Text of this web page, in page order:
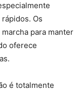
Os
para manter
oferece
é totalmente